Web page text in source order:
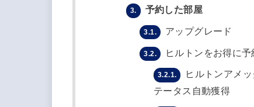
3. 予約した部屋
3.1. アップグレード
3.2. ヒルトンをお得に
3.2.1.
ヒルトンアメ
テータス自動獲得